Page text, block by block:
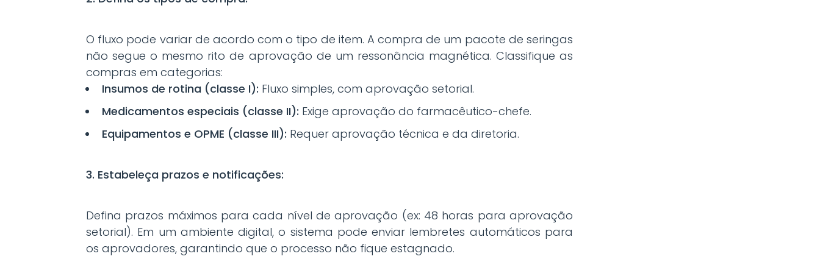
O fluxo pode variar de acordo com o tipo de item. A compra de um pacote de seringas
não segue o mesmo rito de aprovação de um ressonância magnética. Classifique as
compras em categorias:
Insumos de rotina (classe I): Fluxo simples, com aprovação setorial.
Medicamentos especiais (classe II): Exige aprovação do farmacêutico-chefe.
Equipamentos e OPME (classe III): Requer aprovação técnica e da diretoria.
3. Estabeleça prazos e notificações:
Defina prazos máximos para cada nível de aprovação (ex: 48 horas para aprovação
setorial). Em um ambiente digital, o sistema pode enviar lembretes automáticos para
os aprovadores, garantindo que o processo não fique estagnado.